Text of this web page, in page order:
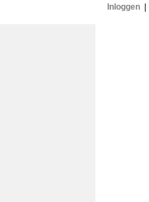
Inloggen